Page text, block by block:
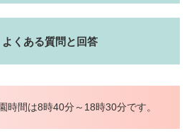
よくある質問と回答
時間は8時40分～18時30分です。